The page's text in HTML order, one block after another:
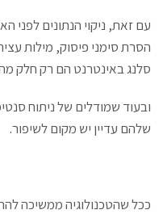
עם זאת, ניקוי הנתונים לפני
הסרת סימני פיסוק, מילות
סלנג באינטרנט הם רק חלק
ובעוד שמודלים של ניתוח
שלהם עדיין יש מקום לשיפור.
ככל שהטכנולוגיה ממשיכה